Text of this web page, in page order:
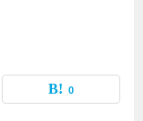
0